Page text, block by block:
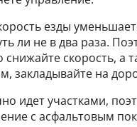
езды
ли не в два раза.
снижайте скорость, а
закладывайте на
идет участками,
с асфальтовым